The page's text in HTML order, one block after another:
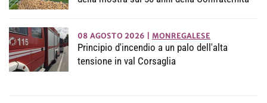
08 AGOSTO 2026 MONREGALESE
Principio d'incendio a un palo dell'alta
tensione in val Corsaglia